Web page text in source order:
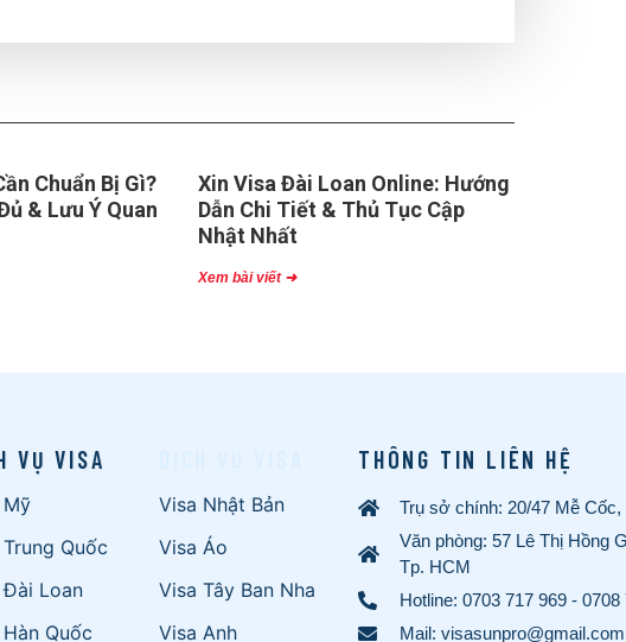
Chuẩn Bị Gì?
& Lưu Ý Quan
Xin Visa Đài Loan Online: Hướng
Dẫn Chi Tiết & Thủ Tục Cập
Nhật Nhất
Xem bài viết ➜
VỤ VISA
Quốc
Đài Loan
Quốc
Visa Nhật Bản
Visa Áo
Visa Tây Ban Nha
Visa Anh
THÔNG TIN LIÊN HỆ
Trụ sở chính: 20/47 Mễ
Văn phòng: 57 Lê Thị Hồng
Tp. HCM
Hotline: 0703 717 969 - 0708
Mail: visasunpro@gmail.com